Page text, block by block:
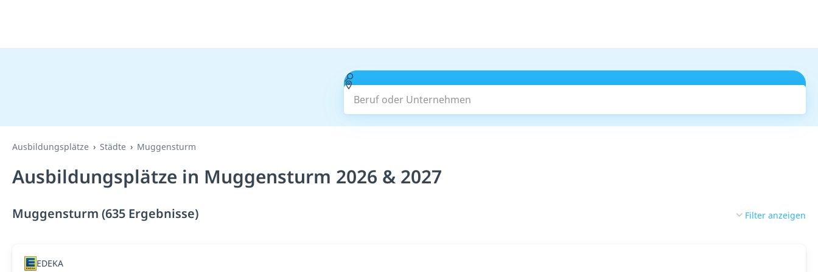
Beruf oder Unternehmen
Ausbildungsplätze Städte Muggensturm
Ausbildungsplätze in Muggensturm 2026 & 2027
Muggensturm (635 Ergebnisse) Filter anzeigen
EDEKA